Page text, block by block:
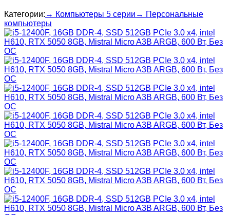
Категории: → Компьютеры 5 серии → Персональные
компьютеры